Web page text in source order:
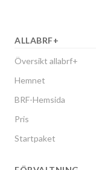
ALLABRF+
Översikt allabrf+
Hemnet
BRF-Hemsida
Pris
Startpaket